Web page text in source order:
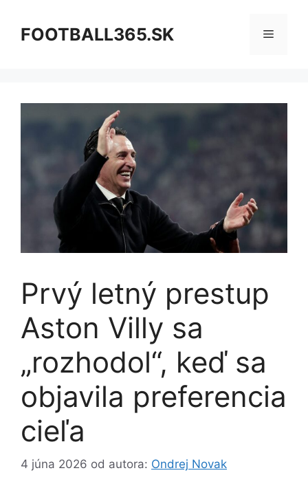
obsahFOOTBALL365.SK Menu
Prvý letný prestup
Aston Villy sa
„rozhodol“, keď sa
objavila preferencia
cieľa
4 júna 2026 od autora: Ondrej Novak